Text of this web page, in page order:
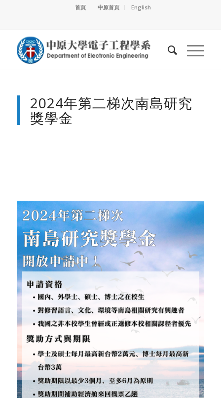
首頁 中原首頁 English
2024年第二梯次南島研究
獎學金